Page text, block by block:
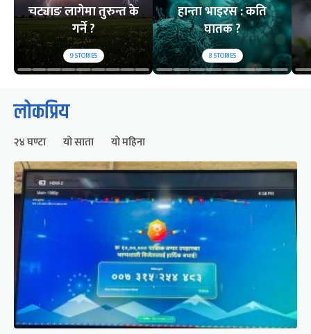
चट्याङ लागेमा तुरुन्त के
गर्ने ?
9STORIES
हान्ता भाइरस : कति
घातक ?
8STORIES
लोकप्रिय
२४ घण्टा यो साता यो महिना